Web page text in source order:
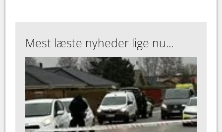
Mest læste nyheder lige nu...